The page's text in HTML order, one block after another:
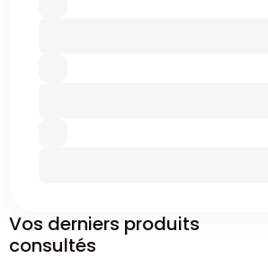
Vos derniers produits
consultés